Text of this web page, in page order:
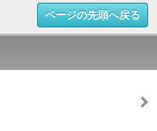
ページの先頭へ戻る